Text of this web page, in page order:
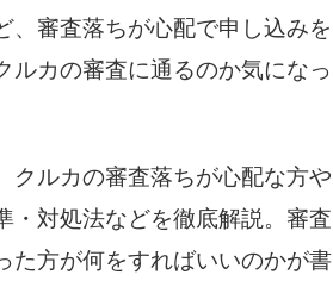
、審査落ちが心配で申し込みを
ルカの審査に通るのか気になっ
クルカの審査落ちが心配な方や
・対処法などを徹底解説。審査
た方が何をすればいいのかが書